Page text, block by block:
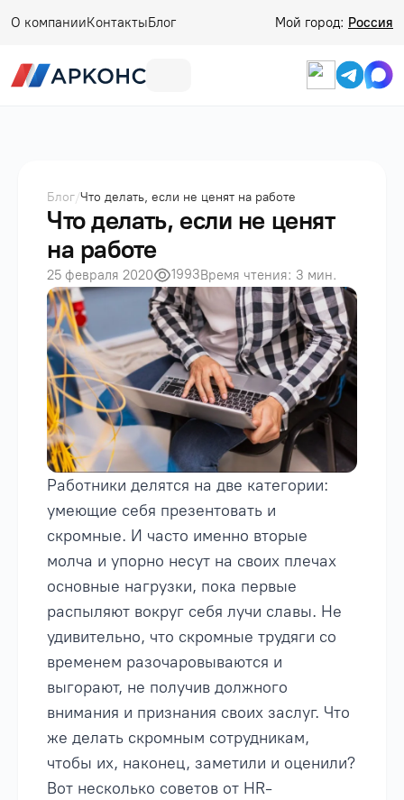
О компанииКонтактыБлог Мой город: Россия
Блог/Что делать, если не ценят на работе
Что делать, если не ценят
на работе
25 февраля 2020 1993Время чтения: 3 мин.
Работники делятся на две категории:
умеющие себя презентовать и
скромные. И часто именно вторые
молча и упорно несут на своих плечах
основные нагрузки, пока первые
распыляют вокруг себя лучи славы. Не
удивительно, что скромные трудяги со
временем разочаровываются и
выгорают, не получив должного
внимания и признания своих заслуг. Что
же делать скромным сотрудникам,
чтобы их, наконец, заметили и оценили?
Вот несколько советов от HR-